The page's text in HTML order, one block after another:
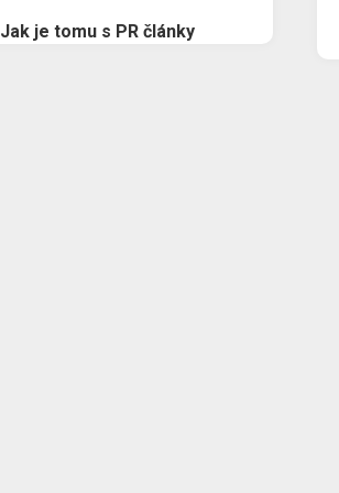
Jak je tomu s PR články